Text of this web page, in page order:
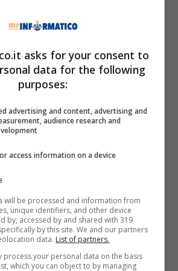
cambierà infatti la
delle prossime puntate deLa
, una decisione che
alla soap opera. Stando a
noto nella serata di
successo per le prime due
in onda
23:20. Subito dopo andrà in
episodio diEndless Love, altra
che dallo scorso marzo sta
di moltissimi
asks for your consent to
data for the following
purposes:
advertising and content, advertising and
audience research and
access information on a device
will be processed and information from
unique identifiers, and other device
by, accessed by and shared with 319
by this site. We and our partners
data. List of partners.
process your personal data on the basis
which you can object to by managing